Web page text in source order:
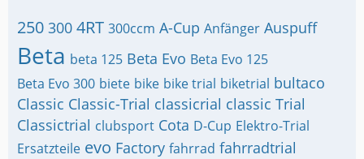
250 300 4RT 300ccm A-Cup Anfänger Auspuff
Beta beta 125 Beta Evo Beta Evo 125
Beta Evo 300 biete bike bike trial biketrial bultaco
Classic Classic-Trial classicrial classic Trial
Classictrial clubsport Cota D-Cup Elektro-Trial
Ersatzteile evo Factory fahrrad fahrradtrial